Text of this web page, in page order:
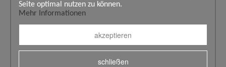
Seite optimal nutzen zu können.
Mehr Informationen
akzeptieren
schließen